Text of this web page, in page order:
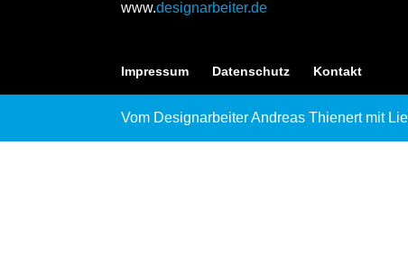
www.designarbeiter.de
Impressum Datenschutz Kontakt
Vom Designarbeiter Andreas Thienert mit